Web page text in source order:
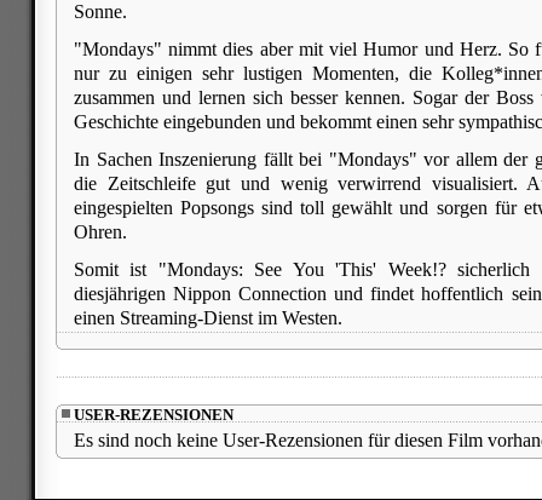
Sonne.
"Mondays" nimmt dies aber mit viel Humor und Herz. So
nur zu einigen sehr lustigen Momenten, die
zusammen und lernen sich besser kennen. Sogar der
Geschichte eingebunden und bekommt einen sehr
In Sachen Inszenierung fällt bei "Mondays" vor allem der
die Zeitschleife gut und wenig verwirrend visualisiert.
eingespielten Popsongs sind toll gewählt und sorgen für
Ohren.
Somit ist "Mondays: See You 'This' Week!? sicherlich
diesjährigen Nippon Connection und findet hoffentlich
einen Streaming-Dienst im Westen.
USER-REZENSIONEN
Es sind noch keine User-Rezensionen für diesen Film